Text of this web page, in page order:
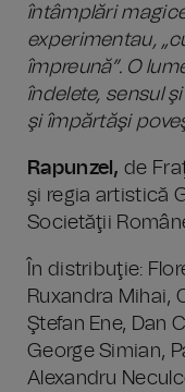
întâmplări
experimentau,
împreună”. O
îndelete, sensul
şi împărtăşi
Rapunzel ,de
şi regia artistică
Societăţii
În distribuţie:
Ruxandra Mihai,
Ştefan Ene, Dan
George Simian,
Alexandru